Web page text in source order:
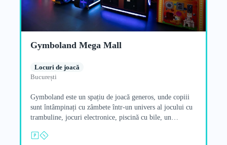
Gymboland Mega Mall
Locuri de joacă
București
Gymboland este un spațiu de joacă generos, unde copiii
sunt întâmpinați cu zâmbete într-un univers al jocului cu
trambuline, jocuri electronice, piscină cu bile, un